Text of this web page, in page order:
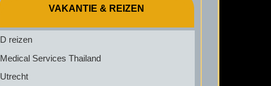
VAKANTIE & REIZEN
D reizen
Medical Services Thailand
Utrecht